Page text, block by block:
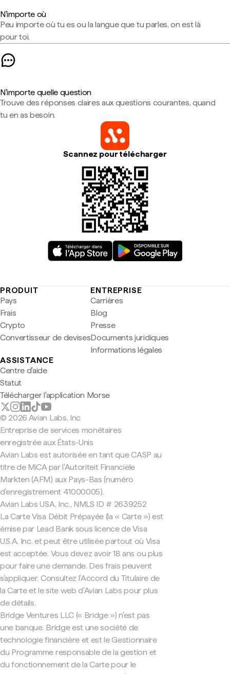
N'importe où
Peu importe où tu es ou la langue que tu parles, on est là
pour toi.
N'importe quelle question
Trouve des réponses claires aux questions courantes, quand
tu en as besoin.
Scannez pour télécharger
PRODUIT
Pays
Frais
Crypto
Convertisseur de devises
ENTREPRISE
Carrières
Blog
Presse
Documents juridiques
Informations légales
ASSISTANCE
Centre d'aide
Statut
Télécharger l'application Morse
© 2026 Avian Labs, Inc
Entreprise de services monétaires
enregistrée aux États-Unis
Avian Labs est autorisée en tant que CASP au
titre de MiCA par l'Autoriteit Financiële
Markten (AFM) aux Pays-Bas (numéro
d'enregistrement 41000005).
Avian Labs USA, Inc., NMLS ID # 2639252
La Carte Visa Débit Prépayée (la « Carte ») est
émise par Lead Bank sous licence de Visa
U.S.A. Inc. et peut être utilisée partout où Visa
est acceptée. Vous devez avoir 18 ans ou plus
pour faire une demande. Des frais peuvent
s'appliquer. Consultez l'Accord du Titulaire de
la Carte et le site web d'Avian Labs pour plus
de détails.
Bridge Ventures LLC (« Bridge ») n'est pas
une banque. Bridge est une société de
technologie financière et est le Gestionnaire
du Programme responsable de la gestion et
du fonctionnement de la Carte pour le